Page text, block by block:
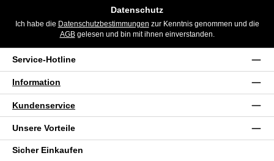
Datenschutz
Ich habe die Datenschutzbestimmungen
AGBgelesen und bin mit ihnen einverstanden.
Service-Hotline
Information
Kundenservice
Unsere Vorteile
Sicher Einkaufen